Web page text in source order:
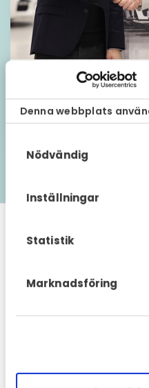
Denna webbplats
Nödvändig
Inställningar
Statistik
Marknadsföring
Nytt samarbete med
+46